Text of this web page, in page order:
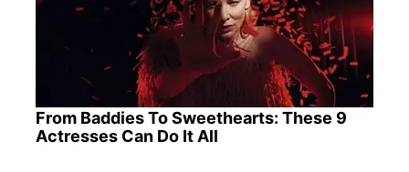
From Baddies To Sweethearts: These 9
Actresses Can Do It All